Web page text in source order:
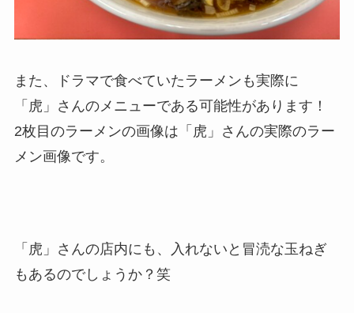
また、ドラマで食べていたラーメンも実際に
「虎」さんのメニューである可能性があります！
2枚目のラーメンの画像は「虎」さんの実際のラー
メン画像です。
「虎」さんの店内にも、入れないと冒涜な玉ねぎ
もあるのでしょうか？笑